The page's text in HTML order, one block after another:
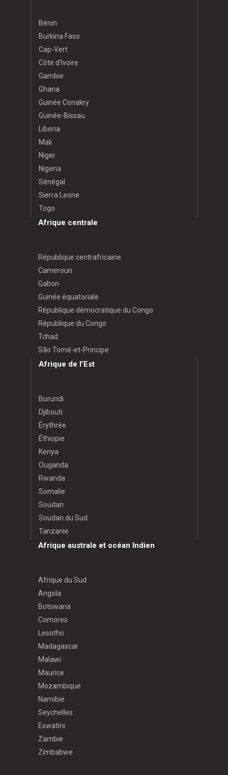
Bénin
Burkina Faso
Cap-Vert
Côte d’Ivoire
Gambie
Ghana
Guinée Conakry
Guinée-Bissau
Liberia
Mali
Niger
Nigeria
Sénégal
Sierra Leone
Togo
Afrique centrale
République centrafricaine
Cameroun
Gabon
Guinée équatoriale
République démocratique du Congo
République du Congo
Tchad
São Tomé-et-Principe
Afrique de l’Est
Burundi
Djibouti
Érythrée
Éthiopie
Kenya
Ouganda
Rwanda
Somalie
Soudan
Soudan du Sud
Tanzanie
Afrique australe et océan Indien
Afrique du Sud
Angola
Botswana
Comores
Lesotho
Madagascar
Malawi
Maurice
Mozambique
Namibie
Seychelles
Eswatini
Zambie
Zimbabwe